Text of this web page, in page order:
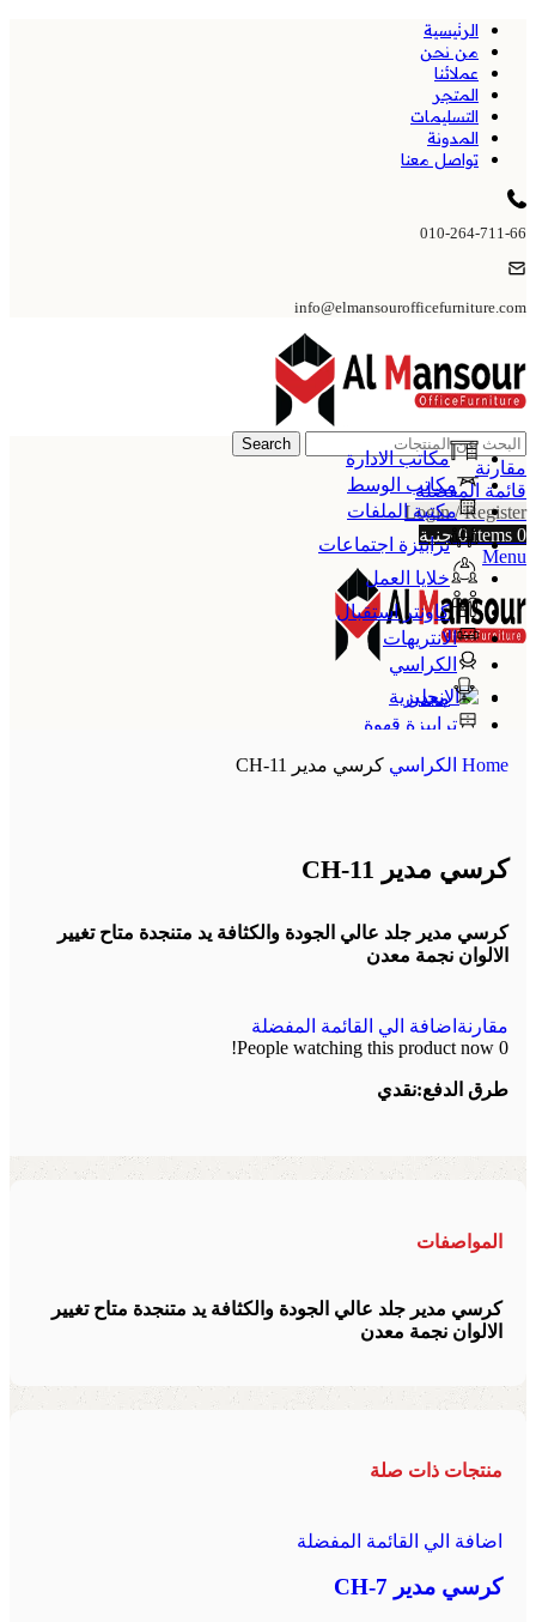
الرئيسية
من نحن
عملائنا
المتجر
التسليمات
المدونة
تواصل معنا
010-264-711-66
info@elmansourofficefurniture.com
Search
مقارنة
قائمة المفضلة
Login / Register
0
items
0 جنية
Menu
مكاتب الادارة
مكاتب الوسط
مكتبة الملفات
ترابيزة اجتماعات
خلايا العمل
كاونتر استقبال
الانتريهات
الكراسي
معدن
ترابيزة قهوة
Home الكراسي كرسي مدير CH-11
كرسي مدير CH-11
كرسي مدير جلد عالي الجودة والكثافة يد متنجدة متاح تغيير
الالوان نجمة معدن
مقارنة اضافة الي القائمة المفضلة
0
People watching this product now!
طرق الدفع:نقدي
المواصفات
كرسي مدير جلد عالي الجودة والكثافة يد متنجدة متاح تغيير
الالوان نجمة معدن
منتجات ذات صلة
اضافة الي القائمة المفضلة
كرسي مدير CH-7